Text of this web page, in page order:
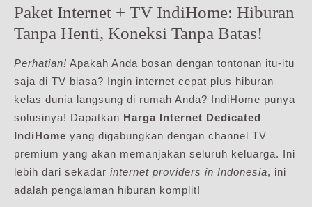
Paket Internet + TV IndiHome: Hiburan
Tanpa Henti, Koneksi Tanpa Batas!
Perhatian! Apakah Anda bosan dengan tontonan itu-itu
saja di TV biasa? Ingin internet cepat plus hiburan
kelas dunia langsung di rumah Anda? IndiHome punya
solusinya! Dapatkan Harga Internet Dedicated
IndiHome yang digabungkan dengan channel TV
premium yang akan memanjakan seluruh keluarga. Ini
lebih dari sekadar internet providers in Indonesia, ini
adalah pengalaman hiburan komplit!